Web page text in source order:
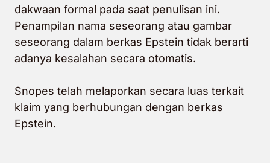
dakwaan formal pada saat penulisan ini.
Penampilan nama seseorang atau gambar
seseorang dalam berkas Epstein tidak berarti
adanya kesalahan secara otomatis.
Snopes telah melaporkan secara luas terkait
klaim yang berhubungan dengan berkas
Epstein.